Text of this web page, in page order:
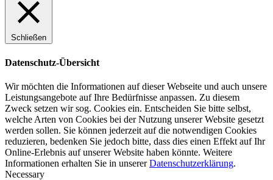
Schließen
Datenschutz-Übersicht
Wir möchten die Informationen auf dieser Webseite und auch unsere
Leistungsangebote auf Ihre Bedürfnisse anpassen. Zu diesem
Zweck setzen wir sog. Cookies ein. Entscheiden Sie bitte selbst,
welche Arten von Cookies bei der Nutzung unserer Website gesetzt
werden sollen. Sie können jederzeit auf die notwendigen Cookies
reduzieren, bedenken Sie jedoch bitte, dass dies einen Effekt auf Ihr
Online-Erlebnis auf unserer Website haben könnte. Weitere
Informationen erhalten Sie in unsererDatenschutzerklärung.
Necessary